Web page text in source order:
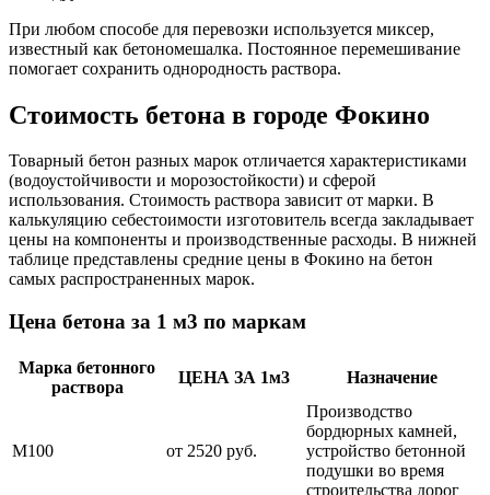
При любом способе для перевозки используется миксер,
известный как бетономешалка. Постоянное перемешивание
помогает сохранить однородность раствора.
Стоимость бетона в городе Фокино
Товарный бетон разных марок отличается характеристиками
(водоустойчивости и морозостойкости) и сферой
использования. Стоимость раствора зависит от марки. В
калькуляцию себестоимости изготовитель всегда закладывает
цены на компоненты и производственные расходы. В нижней
таблице представлены средние цены в Фокино на бетон
самых распространенных марок.
Цена бетона за 1 м3 по маркам
Марка бетонного
раствора
ЦЕНА ЗА 1м3 Назначение
М100 от 2520 руб.
Производство
бордюрных камней,
устройство бетонной
подушки во время
строительства дорог